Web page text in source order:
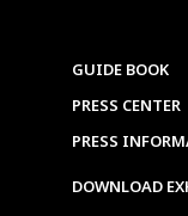
GUIDE BOOK
PRESS CENTER
PRESS
DOWNLOAD